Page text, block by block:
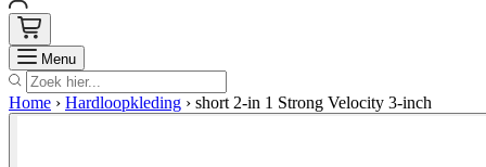
Menu Zoek
Home › Hardloopkleding › short 2-in 1 Strong Velocity 3-inch